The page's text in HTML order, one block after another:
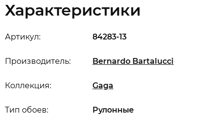
Характеристики
Артикул: 84283-13
Производитель: Bernardo Bartalucci
Коллекция: Gaga
Тип обоев: Рулонные